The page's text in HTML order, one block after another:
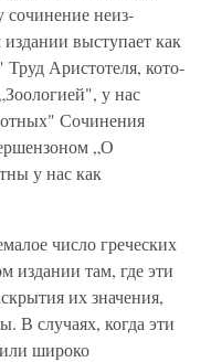
сочинение неиз­
издании выступает как
Труд Аристотеля, кото­
у нас
Сочинения
„О
у нас как
число грече­ских
издании там, где эти
их значения,
В случаях, когда эти
широко